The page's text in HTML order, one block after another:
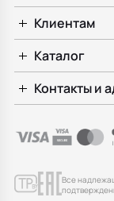
Клиентам
Каталог
Контакты и
Все